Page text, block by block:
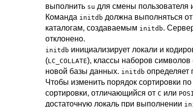
выполнить su для смены
Команда initdb должна выполняться
каталогам, создаваемым initdb.
отклонено.
initdb инициализирует локали и
(LC_COLLATE), классы наборов символов
новой базы данных. initdb определяет
Чтобы изменить порядок сортировки
сортировки, отличающийся от C или
достаточную локаль при выполнении